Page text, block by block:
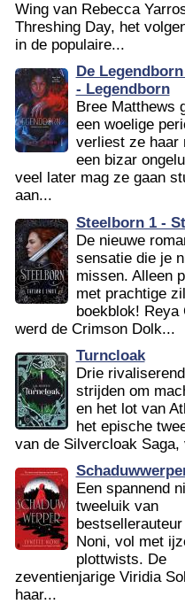
Wing van Rebecca
Threshing Day, het
in de populaire...
De
- Legendborn
Bree Matthews
een woelige
verliest ze haar
een bizar
veel later mag ze gaan
aan...
Steelborn 1 -
De nieuwe
sensatie die je
missen. Alleen
met prachtige
boekblok! Reya
werd de Crimson Dolk...
Turncloak
Drie
strijden om
en het lot van
het epische
van de Silvercloak Saga,
Een spannend
tweeluik van
Noni, vol met
plottwists. De
zeventienjarige Viridia
haar...